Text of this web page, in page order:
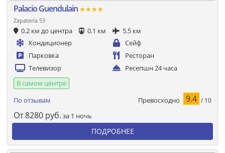
Palacio Guendulain ★★★★
Zapatería 53
0.2 км до центра 0.1 км
5.5 км
Кондиционер
Сейф
Парковка
Ресторан
Телевизор
Ресепшн 24 часа
В самом центре
По отзывам
Превосходно 9.4 / 10
От8280 руб. за 1 ночь
ПОДРОБНЕЕ